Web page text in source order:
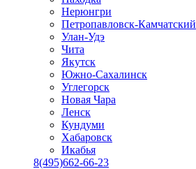
Нерюнгри
Петропавловск-Камчатский
Улан-Удэ
Чита
Якутск
Южно-Сахалинск
Углегорск
Новая Чара
Ленск
Кундуми
Хабаровск
Икабья
8(495)662-66-23